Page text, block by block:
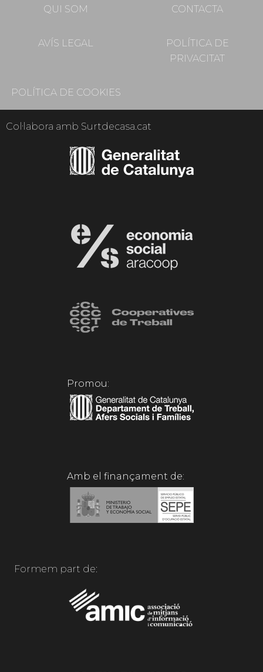
QUI SOM CONTACTA
AVÍS LEGAL
POLÍTICA DE
PRIVACITAT
POLÍTICA DE COOKIES
Col·labora amb Surtdecasa.cat
Promou:
Amb el finançament de:
Formem part de: